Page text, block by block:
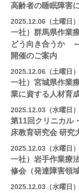
高齢者の睡眠障害
2025.12.06（土曜日）
一社）群馬県作業
どう向き合うか ～
開催のご案内
2025.12.06（土曜日）
一社）宮城県作業
業に資する人材育
2025.12.03（水曜日）
第11回クリニカル
床教育研究会 研究
2025.12.03（水曜日）
一社）岩手作業療
修会（発達障害領
2025.12.03（水曜日）